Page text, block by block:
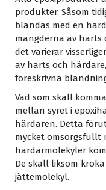
produkter. Såsom
blandas med en
mängderna av harts
det varierar
av harts och
föreskrivna
Vad som skall
mellan syret i
härdaren. Detta
mycket omsorgsfullt
härdarmolekyler
De skall liksom
jättemolekyl.